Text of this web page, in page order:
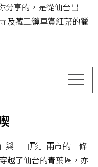
分享的，是從仙台出
及藏王纜車賞紅葉的獵
與「山形」兩市的一條
越了仙台的青葉區，亦